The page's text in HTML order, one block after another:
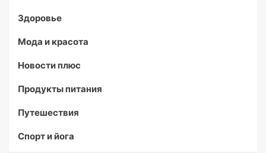
Здоровье
Мода и красота
Новости плюс
Продукты питания
Путешествия
Спорт и йога